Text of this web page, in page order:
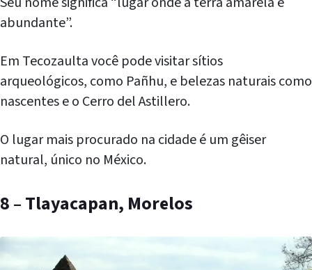
abundante”.
Em Tecozaulta você pode visitar sítios
arqueológicos, como Pañhu, e belezas naturais como
nascentes e o Cerro del Astillero.
O lugar mais procurado na cidade é um gêiser
natural, único no México.
8 – Tlayacapan, Morelos